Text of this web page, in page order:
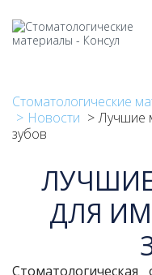
основному
содержанию
Стоматологические
Новости
Лучшие
зубов
ДЛЯ